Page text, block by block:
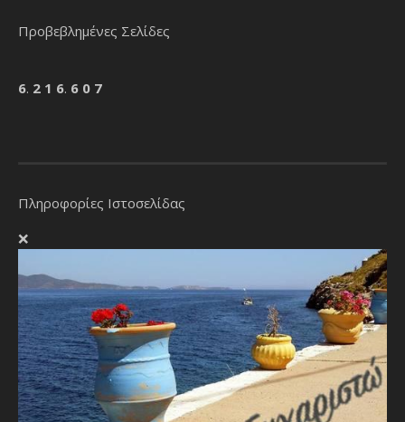
Προβεβλημένες Σελίδες
6. 2 1 6. 6 0 7
Πληροφορίες Ιστοσελίδας
❌